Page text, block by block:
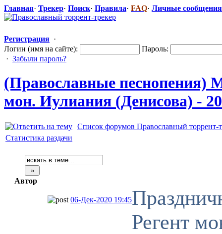
Главная· Трекер· Поиск· Правила· FAQ· Личные сообщения
Регистрация ·
Логин (имя на сайте):
Пароль:
· Забыли пароль?
(Православные песнопения)
мон. Иулиания (Денисова) -
Список форумов Православный торрент-
Статистика раздачи
Автор
06-Дек-2020 19:45
Регент